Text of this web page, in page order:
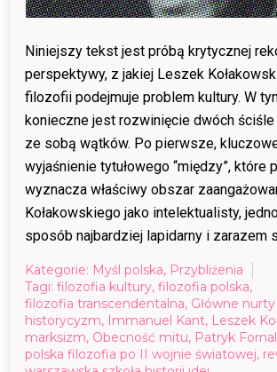
Niniejszy tekst jest próbą krytycznej
perspektywy, z jakiej Leszek
filozofii podejmuje problem kultury. W
konieczne jest rozwinięcie dwóch
ze sobą wątków. Po pierwsze,
wyjaśnienie tytułowego “między”, które
wyznacza właściwy obszar
Kołakowskiego jako intelektualisty,
sposób najbardziej lapidarny i zarazem
Kategorie: Myśl polska, Przybliżenia
Tagi: filozofia kultury, filozofia polska,
filozofia transcendentalna, Główne
historycyzm, Immanuel Kant, Leszek
marksizm, Obecność mitu, Patryk
polska filozofia po II wojnie światowej,